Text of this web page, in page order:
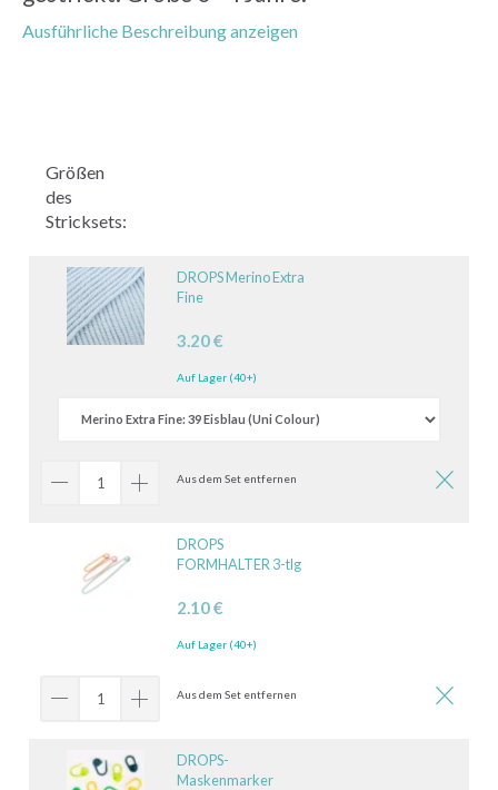
Ausführliche Beschreibung anzeigen
Größen
des
Stricksets:
DROPS Merino Extra
Fine
3.20 €
Auf Lager (40+)
Aus dem Set entfernen
DROPS
FORMHALTER 3-tlg
2.10 €
Auf Lager (40+)
Aus dem Set entfernen
DROPS-
Maskenmarker